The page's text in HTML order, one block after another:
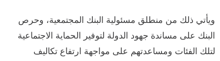
ويأتي ذلك من منطلق مسئولية البنك المجتمعية، وحرص
البنك على مساندة جهود الدولة لتوفير الحماية الاجتماعية
لتلك الفئات ومساعدتهم على مواجهة ارتفاع تكاليف